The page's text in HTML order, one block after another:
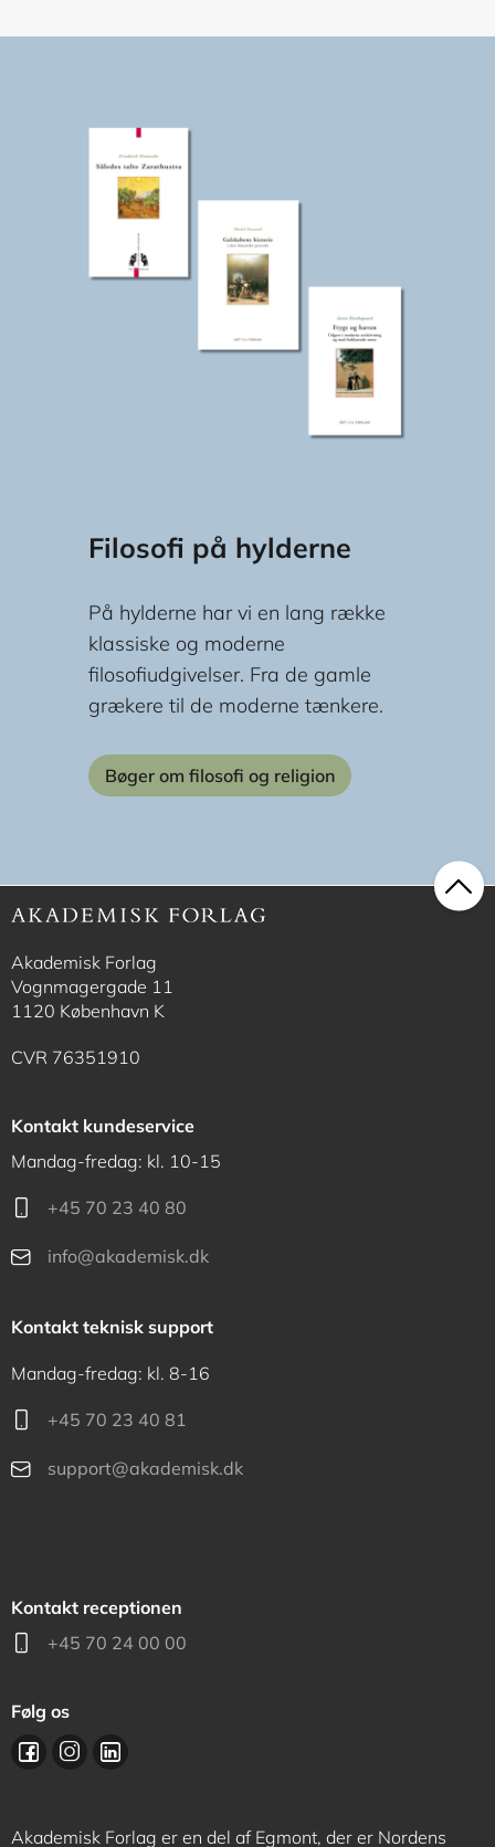
Filosofi på hylderne
På hylderne har vi en lang række
klassiske og moderne
filosofiudgivelser. Fra de gamle
grækere til de moderne tænkere.
Bøger om filosofi og religion
Akademisk Forlag
Vognmagergade 11
1120 København K
CVR 76351910
Kontakt kundeservice
Mandag-fredag: kl. 10-15
+45 70 23 40 80
info@akademisk.dk
Kontakt teknisk support
Mandag-fredag: kl. 8-16
+45 70 23 40 81
support@akademisk.dk
Kontakt receptionen
+45 70 24 00 00
Følg os
Akademisk Forlag er en del af Egmont, der er Nordens